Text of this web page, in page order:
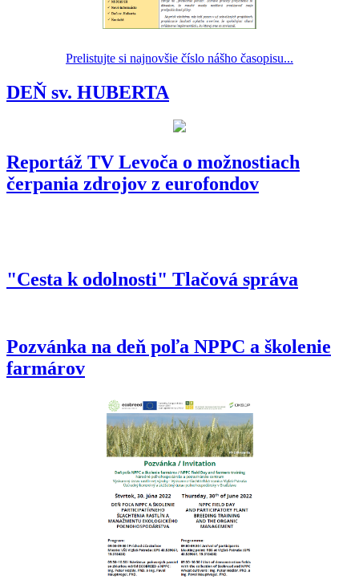
Prelistujte si najnovšie číslo nášho časopisu...
DEŇ sv. HUBERTA
Reportáž TV Levoča o možnostiach
čerpania zdrojov z eurofondov
"Cesta k odolnosti" Tlačová správa
Pozvánka na deň poľa NPPC a školenie
farmárov